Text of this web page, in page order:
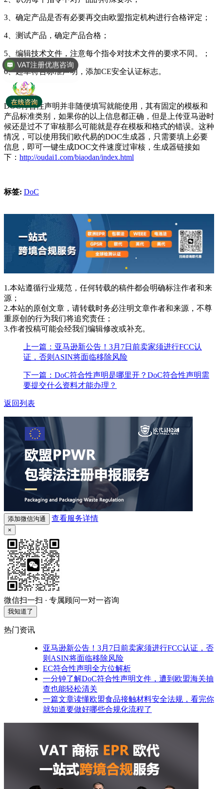
3、确定产品是否有必要再交由欧盟指定机构进行合格评定；
4、测试产品，确定产品合格；
5、编辑技术文件，注意每个指令对技术文件的要求不同。；
6、起草符合标准声明，添加CE安全认证标志。
DOC符合性声明并非随便填写就能使用，其有固定的模板和
产品标准类别，如果你的以上信息都正确，但是上传亚马逊时
候还是过不了审核那么可能就是存在模板和格式的错误。这种
情况，可以使用我们欧代易的DOC生成器，只需要填上必要
信息，即可一键生成DOC文件速度过审核，生成器链接如
下： http://oudai1.com/biaodan/index.html
标签: DoC
1.本站遵循行业规范，任何转载的稿件都会明确标注作者和来
源；
2.本站的原创文章，请转载时务必注明文章作者和来源，不尊
重原创的行为我们将追究责任；
3.作者投稿可能会经我们编辑修改或补充。
上一篇：亚马逊新公告！3月7日前卖家须进行FCC认
证，否则ASIN将面临移除风险
下一篇：DoC符合性声明是哪里开？DoC符合性声明需
要提交什么资料才能办理？
返回列表
添加微信沟通 查看服务详情
×
微信扫一扫 · 专属顾问一对一咨询
我知道了
热门资讯
亚马逊新公告！3月7日前卖家须进行FCC认证，否
则ASIN将面临移除风险
EC符合性声明全方位解析
一分钟了解DoC符合性声明文件，遭到欧盟海关抽
查也能轻松清关
一篇文章读懂欧盟食品接触材料安全法规，看完你
就知道要做好哪些合规化流程了
VAT注册优惠咨询
全球商标专利注册